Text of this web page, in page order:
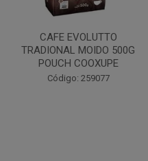
FILTRO REULT EVOLUTTO
103 30UN COOXUPE
Código: 207791